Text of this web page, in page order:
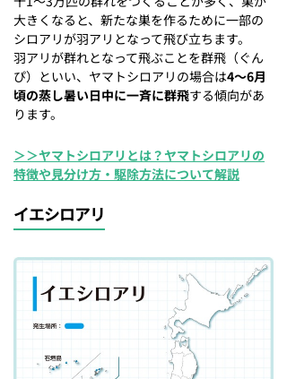
大きくなると、新たな巣を作るために一部の
シロアリが羽アリとなって飛び立ちます。
羽アリが群れとなって飛ぶことを群飛（ぐん
ぴ）といい、ヤマトシロアリの場合は4〜6月
頃の蒸し暑い日中に一斉に群飛する傾向があ
ります。
＞＞ヤマトシロアリとは？ヤマトシロアリの
特徴や見分け方・駆除方法について解説
イエシロアリ